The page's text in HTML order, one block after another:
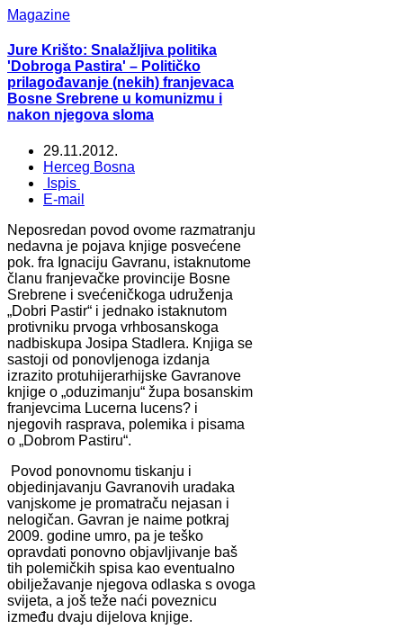
Magazine
Jure Krišto: Snalažljiva politika
'Dobroga Pastira' – Političko
prilagođavanje (nekih) franjevaca
Bosne Srebrene u komunizmu i
nakon njegova sloma
29.11.2012.
Herceg Bosna
Ispis
E-mail
Neposredan povod ovome razmatranju
nedavna je pojava knjige posvećene
pok. fra Ignaciju Gavranu, istaknutome
članu franjevačke provincije Bosne
Srebrene i svećeničkoga udruženja
„Dobri Pastir“ i jednako istaknutom
protivniku prvoga vrhbosanskoga
nadbiskupa Josipa Stadlera. Knjiga se
sastoji od ponovljenoga izdanja
izrazito protuhijerarhijske Gavranove
knjige o „oduzimanju“ župa bosanskim
franjevcima Lucerna lucens? i
njegovih rasprava, polemika i pisama
o „Dobrom Pastiru“.
Povod ponovnomu tiskanju i
objedinjavanju Gavranovih uradaka
vanjskome je promatraču nejasan i
nelogičan. Gavran je naime potkraj
2009. godine umro, pa je teško
opravdati ponovno objavljivanje baš
tih polemičkih spisa kao eventualno
obilježavanje njegova odlaska s ovoga
svijeta, a još teže naći poveznicu
između dvaju dijelova knjige.